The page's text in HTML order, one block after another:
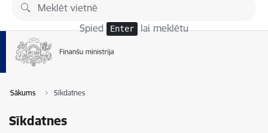
Pāriet uz lapas saturu
Spied Enter lai meklētu
Sākums Sīkdatnes
Sīkdatnes